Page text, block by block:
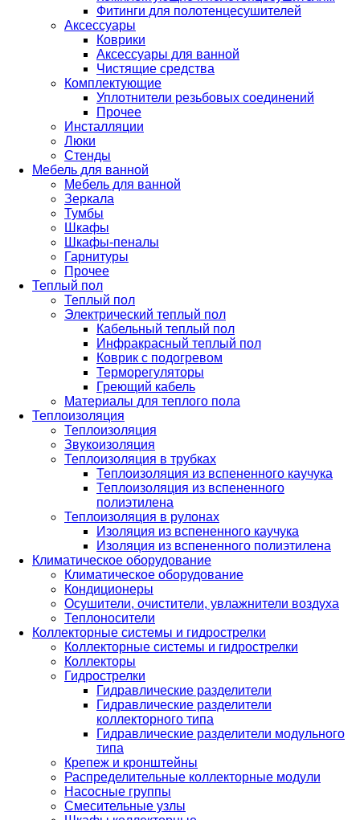
Фитинги для полотенцесушителей
Аксессуары
Коврики
Аксессуары для ванной
Чистящие средства
Комплектующие
Уплотнители резьбовых соединений
Прочее
Инсталляции
Люки
Стенды
Мебель для ванной
Мебель для ванной
Зеркала
Тумбы
Шкафы
Шкафы-пеналы
Гарнитуры
Прочее
Теплый пол
Теплый пол
Электрический теплый пол
Кабельный теплый пол
Инфракрасный теплый пол
Коврик с подогревом
Терморегуляторы
Греющий кабель
Материалы для теплого пола
Теплоизоляция
Теплоизоляция
Звукоизоляция
Теплоизоляция в трубках
Теплоизоляция из вспененного каучука
Теплоизоляция из вспененного
полиэтилена
Теплоизоляция в рулонах
Изоляция из вспененного каучука
Изоляция из вспененного полиэтилена
Климатическое оборудование
Климатическое оборудование
Кондиционеры
Осушители, очистители, увлажнители воздуха
Теплоносители
Коллекторные системы и гидрострелки
Коллекторные системы и гидрострелки
Коллекторы
Гидрострелки
Гидравлические разделители
Гидравлические разделители
коллекторного типа
Гидравлические разделители модульного
типа
Крепеж и кронштейны
Распределительные коллекторные модули
Насосные группы
Смесительные узлы